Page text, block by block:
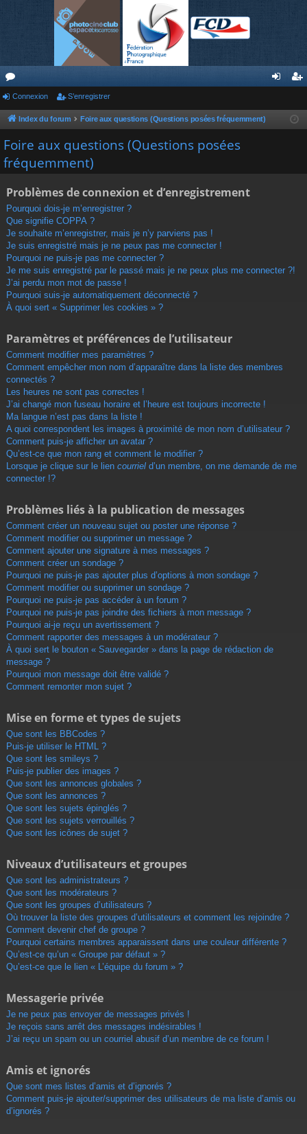
or
u
m
s
nr
Connexion S’enregistrer
Index du forum Foire aux questions (Questions posées fréquemment)
Foire aux questions (Questions posées
fréquemment)
Problèmes de connexion et d’enregistrement
Pourquoi dois-je m’enregistrer ?
Que signifie COPPA ?
Je souhaite m’enregistrer, mais je n’y parviens pas !
Je suis enregistré mais je ne peux pas me connecter !
Pourquoi ne puis-je pas me connecter ?
Je me suis enregistré par le passé mais je ne peux plus me connecter ?!
J’ai perdu mon mot de passe !
Pourquoi suis-je automatiquement déconnecté ?
À quoi sert « Supprimer les cookies » ?
Paramètres et préférences de l’utilisateur
Comment modifier mes paramètres ?
Comment empêcher mon nom d’apparaître dans la liste des membres
connectés ?
Les heures ne sont pas correctes !
J’ai changé mon fuseau horaire et l’heure est toujours incorrecte !
Ma langue n’est pas dans la liste !
A quoi correspondent les images à proximité de mon nom d’utilisateur ?
Comment puis-je afficher un avatar ?
Qu’est-ce que mon rang et comment le modifier ?
Lorsque je clique sur le lien courriel d’un membre, on me demande de me
connecter !?
Problèmes liés à la publication de messages
Comment créer un nouveau sujet ou poster une réponse ?
Comment modifier ou supprimer un message ?
Comment ajouter une signature à mes messages ?
Comment créer un sondage ?
Pourquoi ne puis-je pas ajouter plus d’options à mon sondage ?
Comment modifier ou supprimer un sondage ?
Pourquoi ne puis-je pas accéder à un forum ?
Pourquoi ne puis-je pas joindre des fichiers à mon message ?
Pourquoi ai-je reçu un avertissement ?
Comment rapporter des messages à un modérateur ?
À quoi sert le bouton « Sauvegarder » dans la page de rédaction de
message ?
Pourquoi mon message doit être validé ?
Comment remonter mon sujet ?
Mise en forme et types de sujets
Que sont les BBCodes ?
Puis-je utiliser le HTML ?
Que sont les smileys ?
Puis-je publier des images ?
Que sont les annonces globales ?
Que sont les annonces ?
Que sont les sujets épinglés ?
Que sont les sujets verrouillés ?
Que sont les icônes de sujet ?
Niveaux d’utilisateurs et groupes
Que sont les administrateurs ?
Que sont les modérateurs ?
Que sont les groupes d’utilisateurs ?
Où trouver la liste des groupes d’utilisateurs et comment les rejoindre ?
Comment devenir chef de groupe ?
Pourquoi certains membres apparaissent dans une couleur différente ?
Qu’est-ce qu’un « Groupe par défaut » ?
Qu’est-ce que le lien « L’équipe du forum » ?
Messagerie privée
Je ne peux pas envoyer de messages privés !
Je reçois sans arrêt des messages indésirables !
J’ai reçu un spam ou un courriel abusif d’un membre de ce forum !
Amis et ignorés
Que sont mes listes d’amis et d’ignorés ?
Comment puis-je ajouter/supprimer des utilisateurs de ma liste d’amis ou
d’ignorés ?